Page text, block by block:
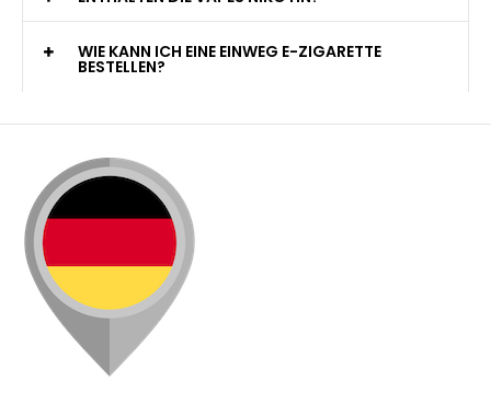
WIE KANN ICH EINE EINWEG E-ZIGARETTE
BESTELLEN?